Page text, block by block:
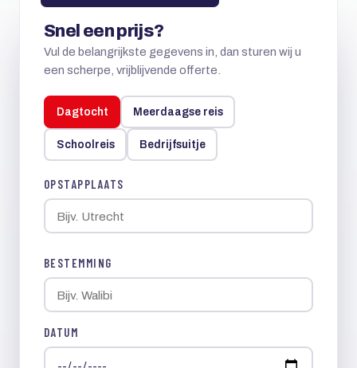
Snel een prijs?
Vul de belangrijkste gegevens in, dan sturen wij u
een scherpe, vrijblijvende offerte.
Dagtocht Meerdaagse reis
Schoolreis Bedrijfsuitje
OPSTAPPLAATS
BESTEMMING
DATUM